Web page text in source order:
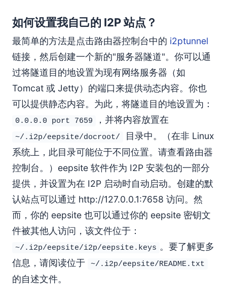
如何设置我自己的 I2P 站点？
最简单的方法是点击路由器控制台中的 i2ptunnel
链接，然后创建一个新的"服务器隧道"。你可以通
过将隧道目的地设置为现有网络服务器（如
Tomcat 或 Jetty）的端口来提供动态内容。你也
可以提供静态内容。为此，将隧道目的地设置为：
0.0.0.0 port 7659 ，并将内容放置在
~/.i2p/eepsite/docroot/
目录中。（在非 Linux
系统上，此目录可能位于不同位置。请查看路由器
控制台。）eepsite 软件作为 I2P 安装包的一部分
提供，并设置为在 I2P 启动时自动启动。创建的默
认站点可以通过 http://127.0.0.1:7658 访问。然
而，你的 eepsite 也可以通过你的 eepsite 密钥文
件被其他人访问，该文件位于：
~/.i2p/eepsite/i2p/eepsite.keys 。要了解更多
信息，请阅读位于
~/.i2p/eepsite/README.txt
的自述文件。